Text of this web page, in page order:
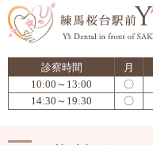
診察時間 月
10:00～13:00
〇
14:30～19:30
〇